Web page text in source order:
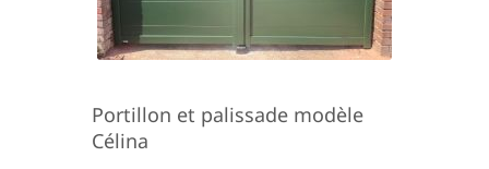
Portillon et palissade modèle
Célina